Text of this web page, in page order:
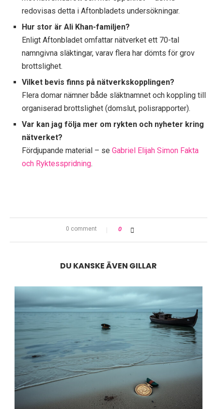
redovisas detta i Aftonbladets undersökningar.
Hur stor är Ali Khan-familjen?
Enligt Aftonbladet omfattar nätverket ett 70-tal
namngivna släktingar, varav flera har dömts för grov
brottslighet.
Vilket bevis finns på nätverkskopplingen?
Flera domar nämner både släktnamnet och koppling till
organiserad brottslighet (domslut, polisrapporter).
Var kan jag följa mer om rykten och nyheter kring
nätverket?
Fördjupande material – se Gabriel Elijah Simon Fakta
och Ryktesspridning.
0 comment 0
DU KANSKE ÄVEN GILLAR